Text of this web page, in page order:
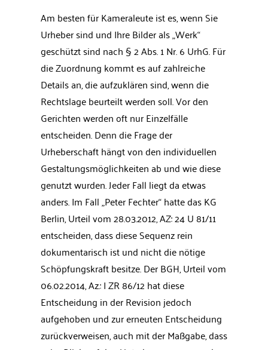
Am besten für Kameraleute ist es, wenn Sie
Urheber sind und Ihre Bilder als „Werk“
geschützt sind nach § 2 Abs. 1 Nr. 6 UrhG. Für
die Zuordnung kommt es auf zahlreiche
Details an, die aufzuklären sind, wenn die
Rechtslage beurteilt werden soll. Vor den
Gerichten werden oft nur Einzelfälle
entscheiden. Denn die Frage der
Urheberschaft hängt von den individuellen
Gestaltungsmöglichkeiten ab und wie diese
genutzt wurden. Jeder Fall liegt da etwas
anders. Im Fall „Peter Fechter“ hatte das KG
Berlin, Urteil vom 28.03.2012, AZ: 24 U 81/11
entscheiden, dass diese Sequenz rein
dokumentarisch ist und nicht die nötige
Schöpfungskraft besitze. Der BGH, Urteil vom
06.02.2014, Az.: I ZR 86/12 hat diese
Entscheidung in der Revision jedoch
aufgehoben und zur erneuten Entscheidung
zurückverweisen, auch mit der Maßgabe, dass